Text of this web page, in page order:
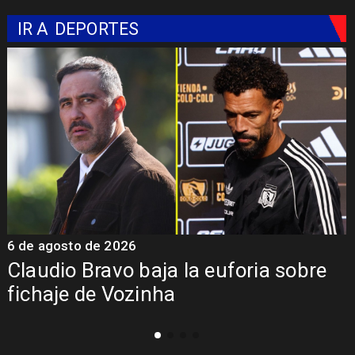
IR A DEPORTES
Presentación de Vozinha en Colo
Colo: Fecha, Estadio y Contrato
5 de agosto de 2026